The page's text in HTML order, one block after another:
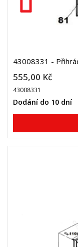
43008331 -
555,00 Kč
43008331
Dodání do 10 dní